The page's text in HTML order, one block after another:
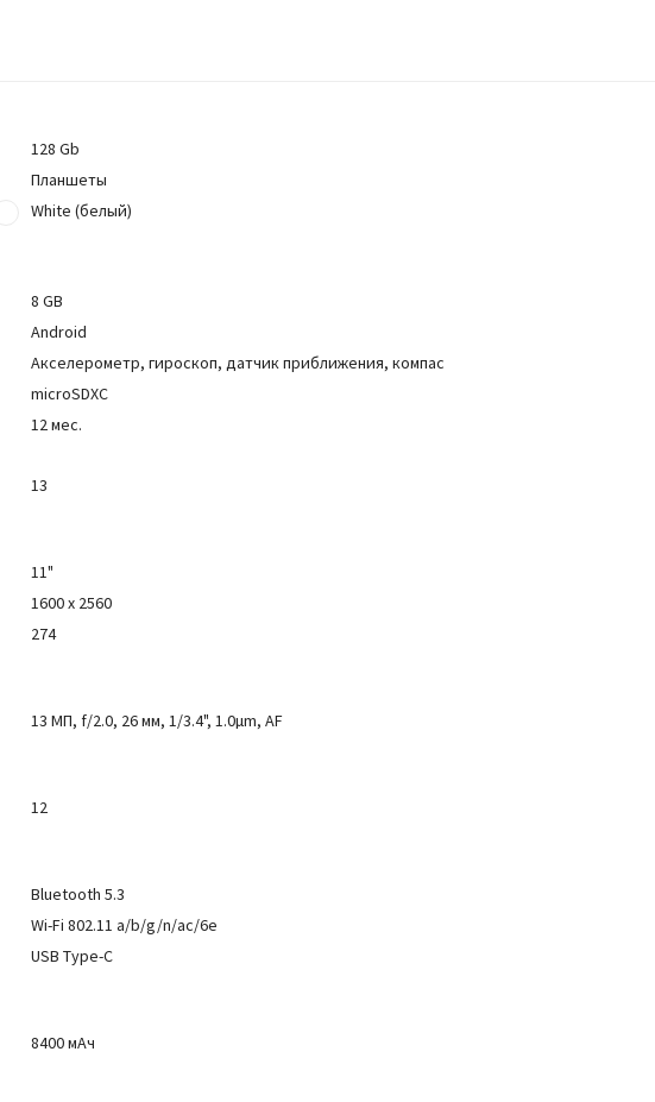
128 Gb
Планшеты
White (белый)
8 GB
Android
Акселерометр, гироскоп, датчик приближения, компас
microSDXC
12 мес.
13
11"
1600 x 2560
274
13 МП, f/2.0, 26 мм, 1/3.4", 1.0µm, AF
12
Bluetooth 5.3
Wi-Fi 802.11 a/b/g/n/ac/6e
USB Type-C
8400 мАч